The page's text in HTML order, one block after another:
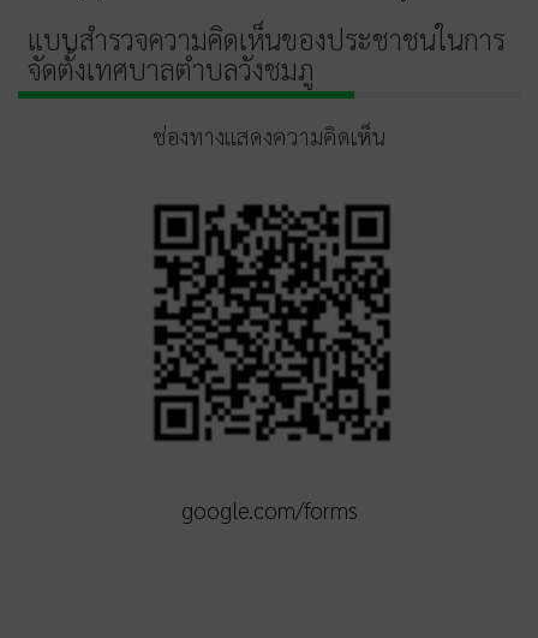
แบบสำรวจความคิดเห็นของประชาชนในการ
จัดตั้งเทศบาลตำบลวังชมภู
ช่องทางแสดงความคิดเห็น
google.com/forms